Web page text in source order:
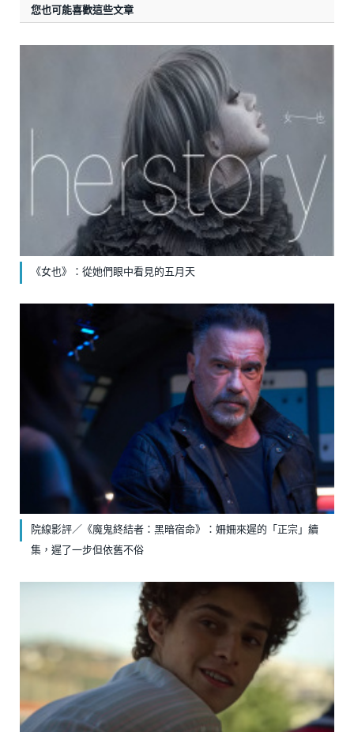
您也可能喜歡這些文章
《女也》：從她們眼中看見的五月天
院線影評／《魔鬼終結者：黑暗宿命》：姍姍來遲的「正宗」續
集，遲了一步但依舊不俗